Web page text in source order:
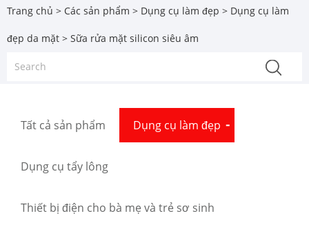
Trang chủ > Các sản phẩm > Dụng cụ làm đẹp > Dụng cụ làm
đẹp da mặt > Sữa rửa mặt silicon siêu âm
Tất cả sản phẩm Dụng cụ làm đẹp
Dụng cụ tẩy lông
Thiết bị điện cho bà mẹ và trẻ sơ sinh